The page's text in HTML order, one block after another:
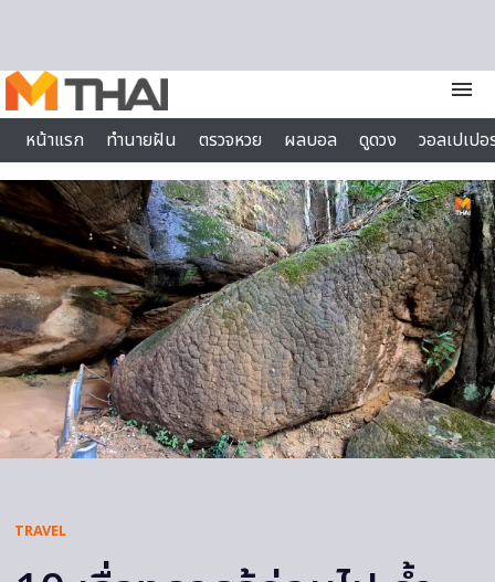
menu
หน้าแรก
ทำนายฝัน ตรวจหวย ผลบอล ดูดวง
วอลเปเป
ไลฟ์สไตล์
TRAVEL